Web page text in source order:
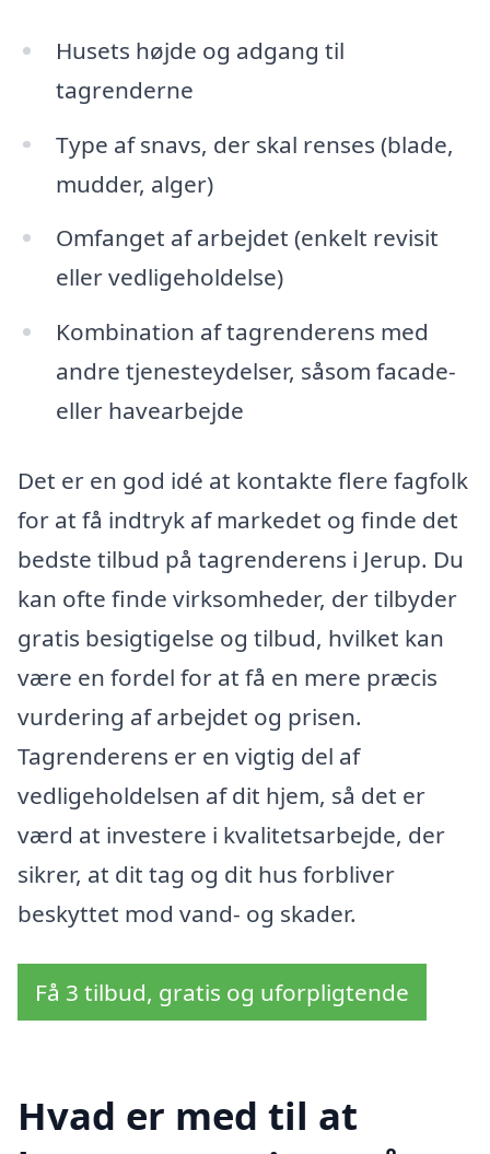
Husets højde og adgang til
tagrenderne
Type af snavs, der skal renses (blade,
mudder, alger)
Omfanget af arbejdet (enkelt revisit
eller vedligeholdelse)
Kombination af tagrenderens med
andre tjenesteydelser, såsom facade-
eller havearbejde
Det er en god idé at kontakte flere fagfolk
for at få indtryk af markedet og finde det
bedste tilbud på tagrenderens i Jerup. Du
kan ofte finde virksomheder, der tilbyder
gratis besigtigelse og tilbud, hvilket kan
være en fordel for at få en mere præcis
vurdering af arbejdet og prisen.
Tagrenderens er en vigtig del af
vedligeholdelsen af dit hjem, så det er
værd at investere i kvalitetsarbejde, der
sikrer, at dit tag og dit hus forbliver
beskyttet mod vand- og skader.
Få 3 tilbud, gratis og uforpligtende
Hvad er med til at